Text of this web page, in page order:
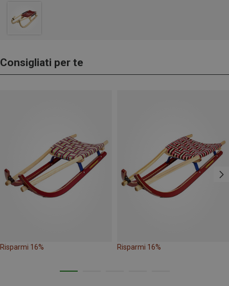
Consigliati per te
Risparmi 16% Risparmi 16%